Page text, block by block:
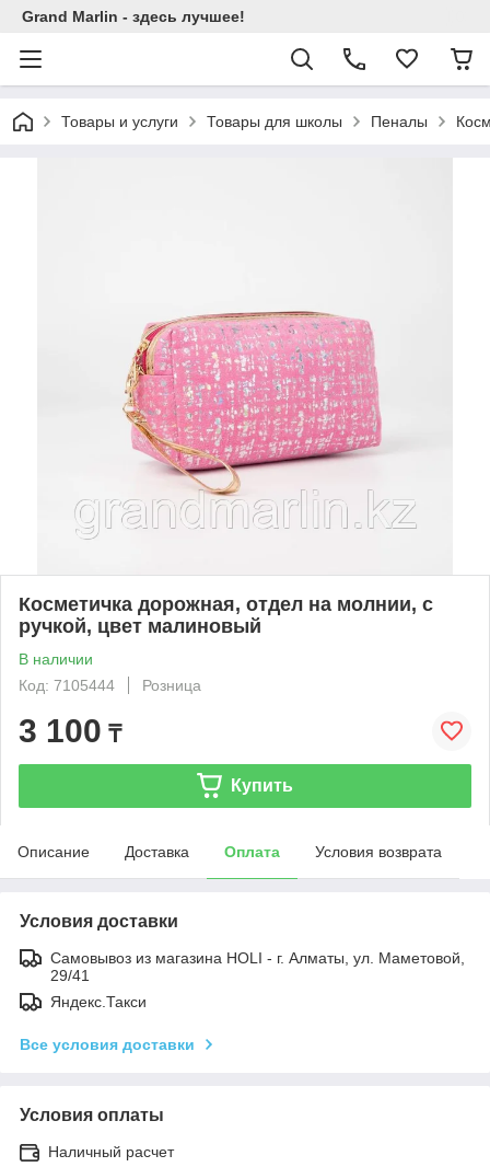
Grand Marlin - здесь лучшее!
Товары и услуги Товары для школы Пеналы
Косметичка дорожная, отдел на молнии, с
ручкой, цвет малиновый
В наличии
Код: 7105444
Розница
3 100 ₸
Купить
Описание Доставка Оплата Условия возврата
Условия доставки
Самовывоз из магазина HOLI - г. Алматы, ул. Маметовой,
29/41
Яндекс.Такси
Все условия доставки
Условия оплаты
Наличный расчет